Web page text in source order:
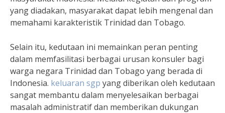
yang diadakan, masyarakat dapat lebih mengenal dan
memahami karakteristik Trinidad dan Tobago.
Selain itu, kedutaan ini memainkan peran penting
dalam memfasilitasi berbagai urusan konsuler bagi
warga negara Trinidad dan Tobago yang berada di
Indonesia. keluaran sgp yang diberikan oleh kedutaan
sangat membantu dalam menyelesaikan berbagai
masalah administratif dan memberikan dukungan